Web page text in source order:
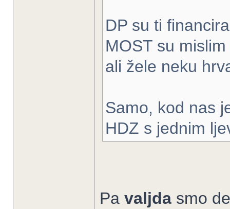
DP su ti
MOST su
ali žele neku
Samo, kod nas
HDZ s jednim
Pa valjda smo